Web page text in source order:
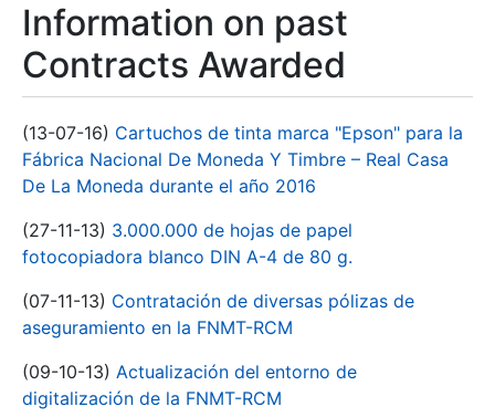
Information on past
Contracts Awarded
(13-07-16) Cartuchos de tinta marca "Epson" para la
Fábrica Nacional De Moneda Y Timbre – Real Casa
De La Moneda durante el año 2016
(27-11-13) 3.000.000 de hojas de papel
fotocopiadora blanco DIN A-4 de 80 g.
(07-11-13) Contratación de diversas pólizas de
aseguramiento en la FNMT-RCM
(09-10-13) Actualización del entorno de
digitalización de la FNMT-RCM